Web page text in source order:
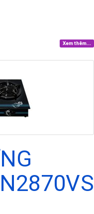
Xem thêm...